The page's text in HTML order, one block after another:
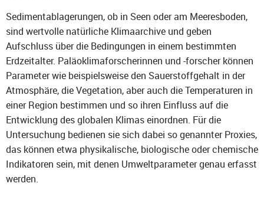
Sedimentablagerungen, ob in Seen oder am Meeresboden,
sind wertvolle natürliche Klimaarchive und geben
Aufschluss über die Bedingungen in einem bestimmten
Erdzeitalter. Paläoklimaforscherinnen und -forscher können
Parameter wie beispielsweise den Sauerstoffgehalt in der
Atmosphäre, die Vegetation, aber auch die Temperaturen in
einer Region bestimmen und so ihren Einfluss auf die
Entwicklung des globalen Klimas einordnen. Für die
Untersuchung bedienen sie sich dabei so genannter Proxies,
das können etwa physikalische, biologische oder chemische
Indikatoren sein, mit denen Umweltparameter genau erfasst
werden.